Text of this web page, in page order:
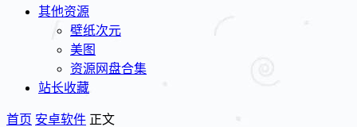
其他资源
壁纸次元
美图
资源网盘合集
站长收藏
首页 安卓软件 正文